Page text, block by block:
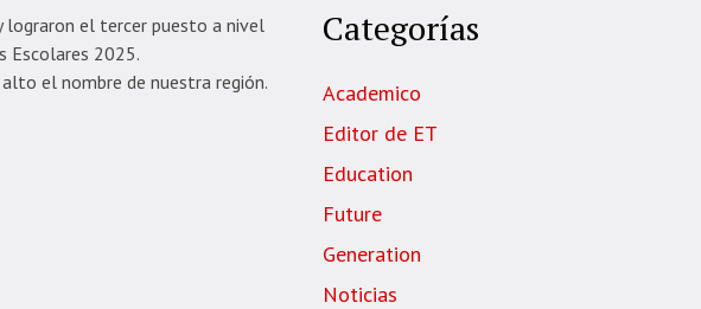
lograron el tercer puesto a nivel
Escolares 2025.
el nombre de nuestra región.
Categorías
Academico
Editor de ET
Education
Future
Generation
Noticias